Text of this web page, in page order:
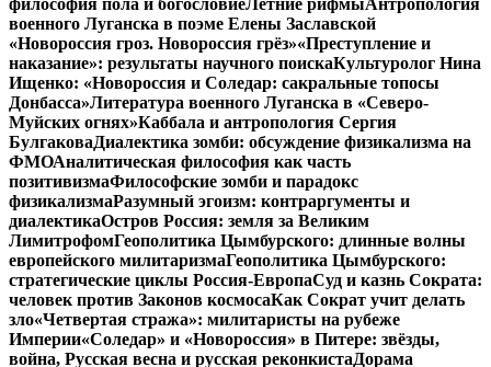
философия пола и богословиеЛетние рифмыАнтропология
военного Луганска в поэме Елены Заславской
«Новороссия гроз. Новороссия грёз»«Преступление и
наказание»: результаты научного поискаКультуролог Нина
Ищенко: «Новороссия и Соледар: сакральные топосы
Донбасса»Литература военного Луганска в «Северо-
Муйских огнях»Каббала и антропология Сергия
БулгаковаДиалектика зомби: обсуждение физикализма на
ФМОАналитическая философия как часть
позитивизмаФилософские зомби и парадокс
физикализмаРазумный эгоизм: контраргументы и
диалектикаОстров Россия: земля за Великим
ЛимитрофомГеополитика Цымбурского: длинные волны
европейского милитаризмаГеополитика Цымбурского:
стратегические циклы Россия-ЕвропаСуд и казнь Сократа:
человек против Законов космосаКак Сократ учит делать
зло«Четвертая стража»: милитаристы на рубеже
Империи«Соледар» и «Новороссия» в Питере: звёзды,
война, Русская весна и русская реконкистаДорама